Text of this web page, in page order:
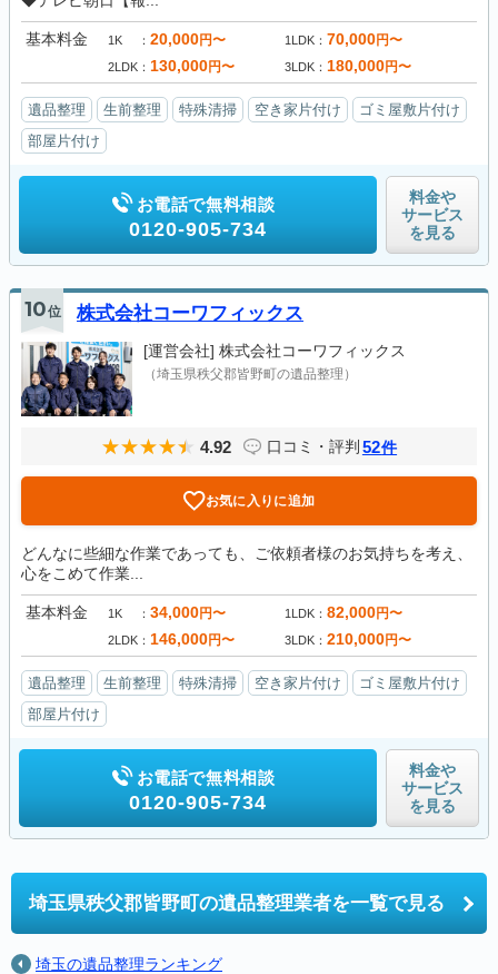
基本料金 1K 20,000円〜 1LDK 70,000円〜
2LDK 130,000円〜 3LDK 180,000円〜
遺品整理 生前整理 特殊清掃 空き家片付け
ゴミ屋敷片付け
部屋片付け
お電話で無料相談
0120-905-734
料金や
サービス
を見る
10位 株式会社コーワフィックス
[運営会社] 株式会社コーワフィックス
（埼玉県秩父郡皆野町の遺品整理）
4.92 口コミ・評判 52件
お気に入りに追加
どんなに些細な作業であっても、ご依頼者様のお気持ちを考え、
心をこめて作業...
基本料金 1K 34,000円〜 1LDK 82,000円〜
2LDK 146,000円〜 3LDK 210,000円〜
遺品整理 生前整理 特殊清掃 空き家片付け
ゴミ屋敷片付け
部屋片付け
お電話で無料相談
0120-905-734
料金や
サービス
を見る
埼玉県秩父郡皆野町の遺品整理業者を一覧で見る
埼玉の遺品整理ランキング